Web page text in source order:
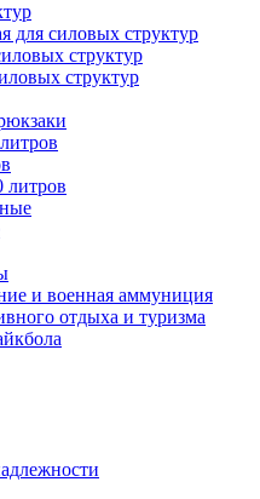
для силовых структур
структур
структур
литров
и военная аммуниция
отдыха и туризма